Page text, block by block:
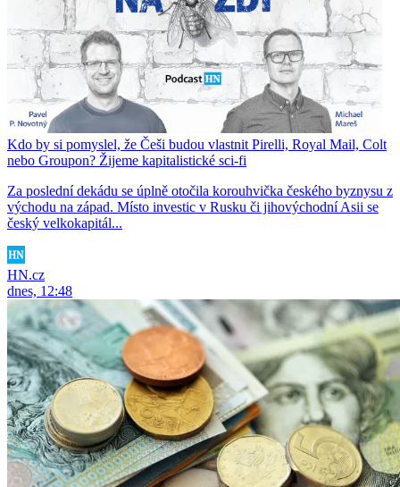
Kdo by si pomyslel, že Češi budou vlastnit Pirelli, Royal Mail, Colt
nebo Groupon? Žijeme kapitalistické sci-fi
Za poslední dekádu se úplně otočila korouhvička českého byznysu z
východu na západ. Místo investic v Rusku či jihovýchodní Asii se
český velkokapitál...
HN.cz
dnes, 12:48